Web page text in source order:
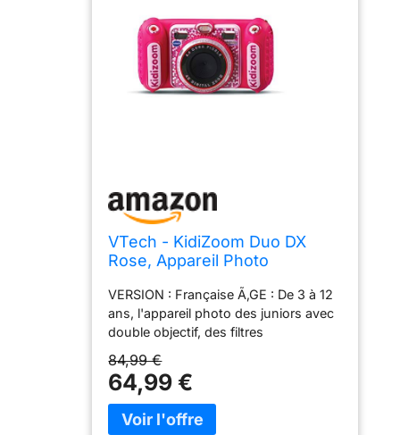
VTech - KidiZoom Duo DX
Rose, Appareil Photo
Photo, Selfie, Vidéo, Écran
Couleur, Lecteur MP3,
Casque Audio, Cadeau Enfant
de 3 Ans à 12 Ans - Contenu
en Français
VERSION : Française Ã‚GE : De 3 à 12
ans, l'appareil photo des juniors avec
double objectif, des filtres
augmentée 10 EN 1 : Double objectif
pour photos et vidéos, détection de
visage, trucages ( de 70 cadres,
tampons et effets spéciaux), musique,
84,99 €
64,99 €